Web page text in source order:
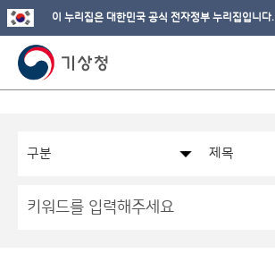
이 누리집은 대한민국 공식 전자정부 누리집입니다.